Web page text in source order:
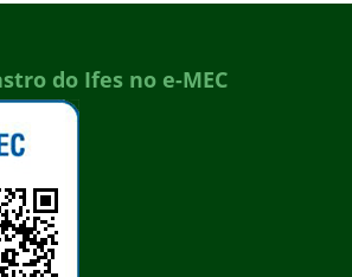
do Ifes no e-MEC